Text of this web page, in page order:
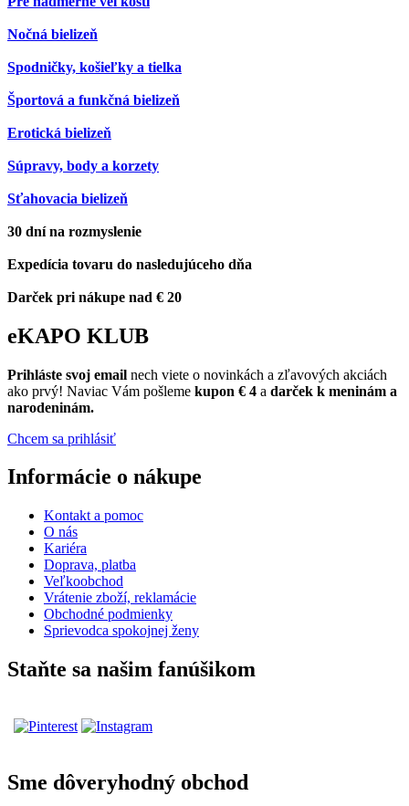
Nočná bielizeň
Spodničky, košieľky a tielka
Športová a funkčná bielizeň
Erotická bielizeň
Súpravy, body a korzety
Sťahovacia bielizeň
30 dní na rozmyslenie
Expedícia tovaru do nasledujúceho dňa
Darček pri nákupe nad € 20
eKAPO KLUB
Prihláste svoj email nech viete o novinkách a zľavových akciách
ako prvý! Naviac Vám pošleme kupon € 4 a darček k meninám a
narodeninám.
Chcem sa prihlásiť
Informácie o nákupe
Kontakt a pomoc
O nás
Kariéra
Doprava, platba
Veľkoobchod
Vrátenie zboží, reklamácie
Obchodné podmienky
Sprievodca spokojnej ženy
Staňte sa našim fanúšikom
Sme dôveryhodný obchod